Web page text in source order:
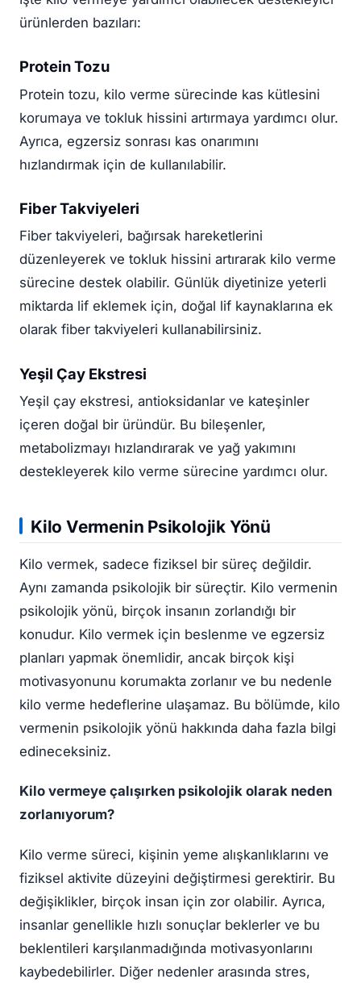
ürünlerden bazıları:
Protein Tozu
Protein tozu, kilo verme sürecinde kas kütlesini
korumaya ve tokluk hissini artırmaya yardımcı olur.
Ayrıca, egzersiz sonrası kas onarımını
hızlandırmak için de kullanılabilir.
Fiber Takviyeleri
Fiber takviyeleri, bağırsak hareketlerini
düzenleyerek ve tokluk hissini artırarak kilo verme
sürecine destek olabilir. Günlük diyetinize yeterli
miktarda lif eklemek için, doğal lif kaynaklarına ek
olarak fiber takviyeleri kullanabilirsiniz.
Yeşil Çay Ekstresi
Yeşil çay ekstresi, antioksidanlar ve kateşinler
içeren doğal bir üründür. Bu bileşenler,
metabolizmayı hızlandırarak ve yağ yakımını
destekleyerek kilo verme sürecine yardımcı olur.
Kilo Vermenin Psikolojik Yönü
Kilo vermek, sadece fiziksel bir süreç değildir.
Aynı zamanda psikolojik bir süreçtir. Kilo vermenin
psikolojik yönü, birçok insanın zorlandığı bir
konudur. Kilo vermek için beslenme ve egzersiz
planları yapmak önemlidir, ancak birçok kişi
motivasyonunu korumakta zorlanır ve bu nedenle
kilo verme hedeflerine ulaşamaz. Bu bölümde, kilo
vermenin psikolojik yönü hakkında daha fazla bilgi
edineceksiniz.
Kilo vermeye çalışırken psikolojik olarak neden
zorlanıyorum?
Kilo verme süreci, kişinin yeme alışkanlıklarını ve
fiziksel aktivite düzeyini değiştirmesi gerektirir. Bu
değişiklikler, birçok insan için zor olabilir. Ayrıca,
insanlar genellikle hızlı sonuçlar beklerler ve bu
beklentileri karşılanmadığında motivasyonlarını
kaybedebilirler. Diğer nedenler arasında stres,